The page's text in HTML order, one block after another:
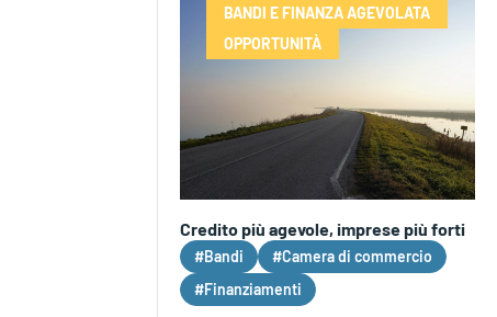
BANDI E FINANZA AGEVOLATA
OPPORTUNITÀ
Credito più agevole, imprese più forti
#Bandi
#Camera di commercio
#Finanziamenti